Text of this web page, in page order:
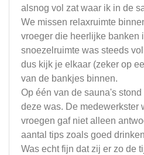
alsnog vol zat waar ik in de
We missen relaxruimte
vroeger die heerlijke banken
snoezelruimte was steeds
dus kijk je elkaar (zeker op
van de bankjes binnen.
Op één van de sauna's
deze was. De medewerkster
vroegen gaf niet alleen
aantal tips zoals goed
Was echt fijn dat zij er zo de